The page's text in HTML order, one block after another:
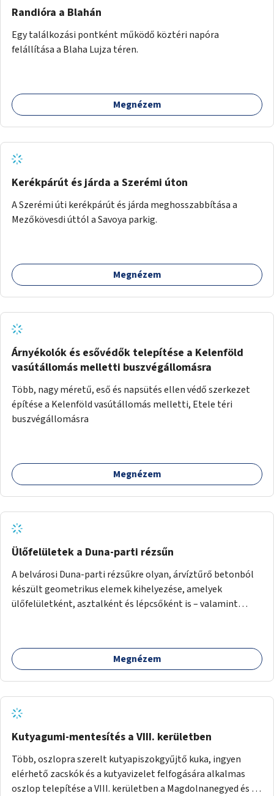
Randióra a Blahán
Egy találkozási pontként működő köztéri napóra
felállítása a Blaha Lujza téren.
Megnézem
Kerékpárút és járda a Szerémi úton
A Szerémi úti kerékpárút és járda meghosszabbítása a
Mezőkövesdi úttól a Savoya parkig.
Megnézem
Árnyékolók és esővédők telepítése a Kelenföld
vasútállomás melletti buszvégállomásra
Több, nagy méretű, eső és napsütés ellen védő szerkezet
építése a Kelenföld vasútállomás melletti, Etele téri
buszvégállomásra
Megnézem
Ülőfelületek a Duna-parti rézsűn
A belvárosi Duna-parti rézsűkre olyan, árvíztűrő betonból
készült geometrikus elemek kihelyezése, amelyek
ülőfelületként, asztalként és lépcsőként is – valamint
Megnézem
Kutyagumi-mentesítés a VIII. kerületben
Több, oszlopra szerelt kutyapiszokgyűjtő kuka, ingyen
elérhető zacskók és a kutyavizelet felfogására alkalmas
oszlop telepítése a VIII. kerületben a Magdolnanegyed és a